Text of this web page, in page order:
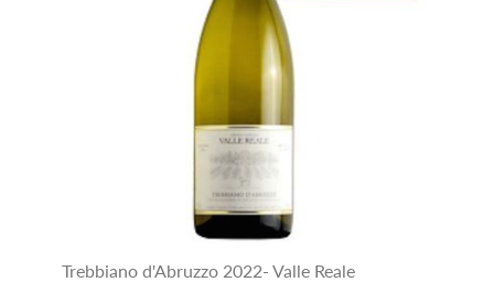
Trebbiano d'Abruzzo 2022- Valle Reale